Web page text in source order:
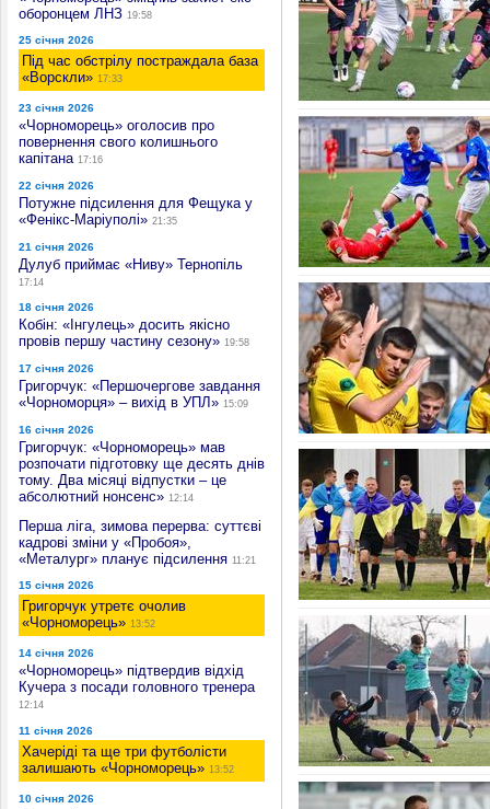
оборонцем ЛНЗ 19:58
25 січня 2026
Під час обстрілу постраждала база
«Ворскли» 17:33
23 січня 2026
«Чорноморець» оголосив про
повернення свого колишнього
капітана 17:16
22 січня 2026
Потужне підсилення для Фещука у
«Фенікс-Маріуполі» 21:35
21 січня 2026
Дулуб приймає «Ниву» Тернопіль
17:14
18 січня 2026
Кобін: «Інгулець» досить якісно
провів першу частину сезону» 19:58
17 січня 2026
Григорчук: «Першочергове завдання
«Чорноморця» – вихід в УПЛ» 15:09
16 січня 2026
Григорчук: «Чорноморець» мав
розпочати підготовку ще десять днів
тому. Два місяці відпустки – це
абсолютний нонсенс» 12:14
Перша ліга, зимова перерва: суттєві
кадрові зміни у «Пробоя»,
«Металург» планує підсилення 11:21
15 січня 2026
Григорчук утретє очолив
«Чорноморець» 13:52
14 січня 2026
«Чорноморець» підтвердив відхід
Кучера з посади головного тренера
12:14
11 січня 2026
Хачеріді та ще три футболісти
залишають «Чорноморець» 13:52
10 січня 2026